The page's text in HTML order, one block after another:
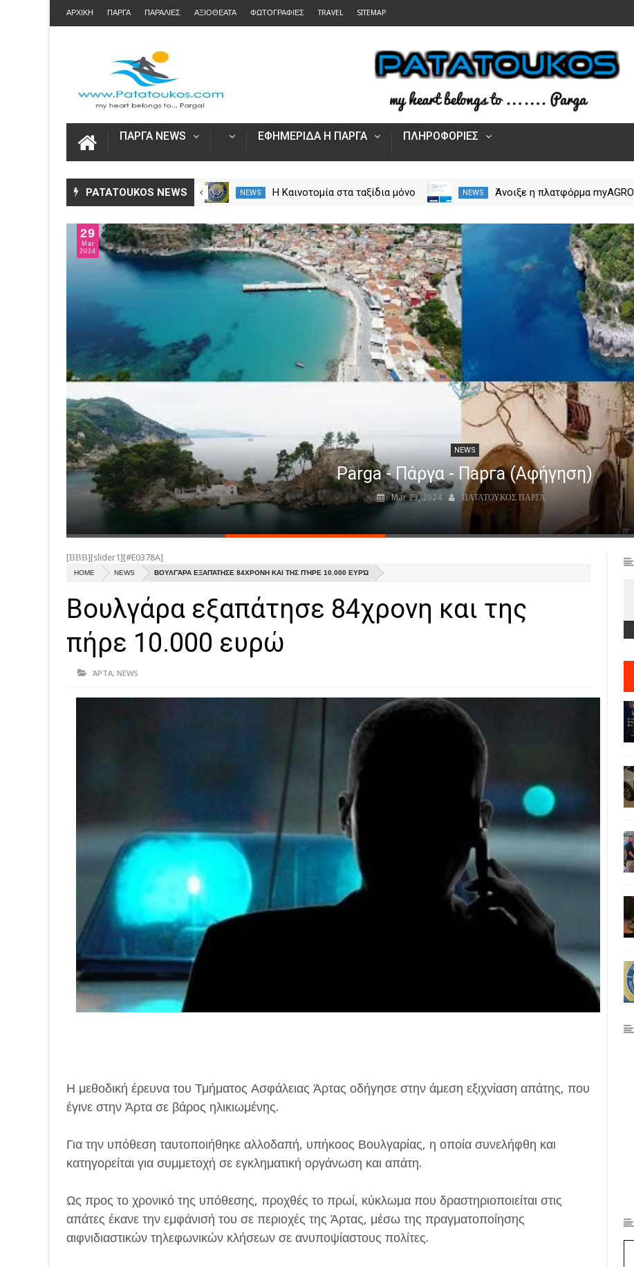
ΑΡΧΙΚΗ ΠΑΡΓΑ ΠΑΡΑΛΙΕΣ ΑΞΙΟΘΕΑΤΑ ΦΩΤΟΓΡΑΦΙΕΣ TRAVEL SITEMAP
ΠΑΡΓΑ NEWS ΕΦΗΜΕΡΙΔΑ Η ΠΑΡΓΑ ΠΛΗΡΟΦΟΡΙΕΣ
PATATOUKOS NEWS
Η Πάργα τίμησε τη
Μεταμόρφωση του Κυρίου
NEWS
Η Καινοτομία στα ταξίδια μόνο
NEWS
Άνοιξε η πλατφόρμα myAGRO
Ενιαία Αίτηση Ενίσχυσης
29
Mar
2024
NEWS
Parga - Πάργα - Парга (Αφήγηση)
Mar 29, 2024 ΠΑΤΑΤΟΥΚΟΣ ΠΑΡΓΑ
[ΒΒΒ][slider1][#E0378A]
HOME NEWS ΒΟΥΛΓΆΡΑ ΕΞΑΠΆΤΗΣΕ 84ΧΡΟΝΗ ΚΑΙ ΤΗΣ ΠΉΡΕ 10.000 ΕΥΡΏ
Βουλγάρα εξαπάτησε 84χρονη και της
πήρε 10.000 ευρώ
ΆΡΤΑ, NEWS
Η μεθοδική έρευνα του Τμήματος Ασφάλειας Άρτας οδήγησε στην άμεση εξιχνίαση απάτης, που
έγινε στην Άρτα σε βάρος ηλικιωμένης.
Για την υπόθεση ταυτοποιήθηκε αλλοδαπή, υπήκοος Βουλγαρίας, η οποία συνελήφθη και
κατηγορείται για συμμετοχή σε εγκληματική οργάνωση και απάτη.
Ως προς το χρονικό της υπόθεσης, προχθές το πρωί, κύκλωμα που δραστηριοποιείται στις
απάτες έκανε την εμφάνισή του σε περιοχές της Άρτας, μέσω της πραγματοποίησης
αιφνιδιαστικών τηλεφωνικών κλήσεων σε ανυποψίαστους πολίτες.